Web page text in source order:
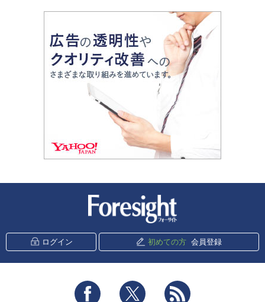
ログイン 初めての方 会員登録
Facebook Twitter